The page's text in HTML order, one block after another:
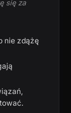
się za
nie zdążę